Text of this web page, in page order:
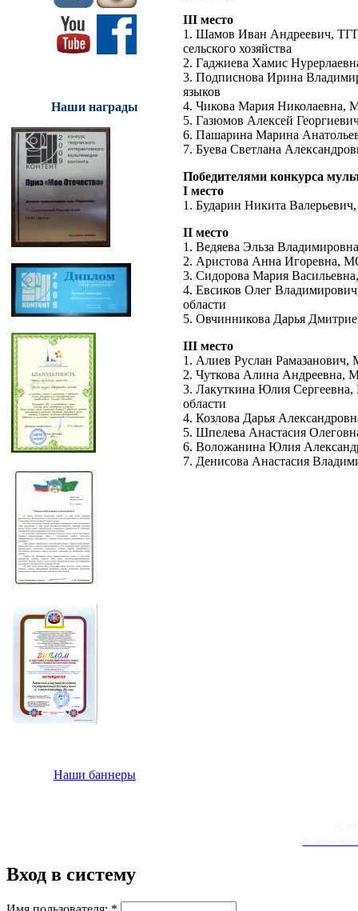
Наши награды
Наши баннеры
III место
1. Шамов Иван Андреевич,
сельского хозяйства
2. Гаджиева Хамис
3. Подписнова Ирина
языков
4. Чикова Мария Николаевна,
5. Газюмов Алексей
6. Пашарина Марина
7. Буева Светлана
Победителями конкурса
I место
1. Бударин Никита
II место
1. Ведяева Эльза
2. Аристова Анна Игоревна,
3. Сидорова Мария
4. Евсиков Олег
области
5. Овчинникова Дарья
III место
1. Алиев Руслан
2. Чуткова Алина
3. Лакуткина Юлия
области
4. Козлова Дарья
5. Шпелева Анастасия
6. Воложанина Юлия
7. Денисова Анастасия
Вход в систему